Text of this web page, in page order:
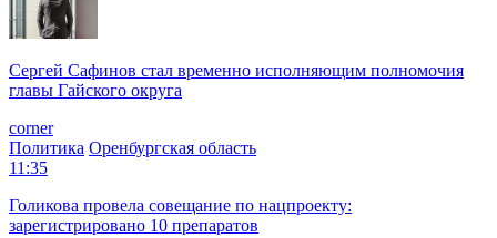
Сергей Сафинов стал временно исполняющим полномочия
главы Гайского округа
corner
Политика Оренбургская область
11:35
Голикова провела совещание по нацпроекту:
зарегистрировано 10 препаратов